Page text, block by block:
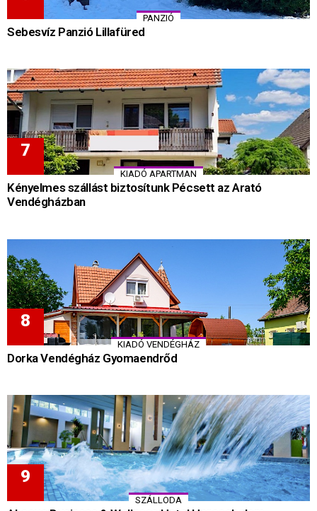
PANZIÓ
Sebesvíz Panzió Lillafüred
KIADÓ APARTMAN
Kényelmes szállást biztosítunk Pécsett az Arató
Vendégházban
KIADÓ VENDÉGHÁZ
Dorka Vendégház Gyomaendrőd
SZÁLLODA